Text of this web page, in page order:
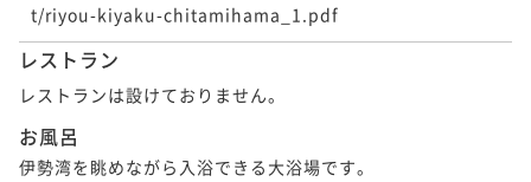
t/riyou-kiyaku-chitamihama_1.pdf
レストラン
レストランは設けておりません。
お風呂
伊勢湾を眺めながら入浴できる大浴場です。